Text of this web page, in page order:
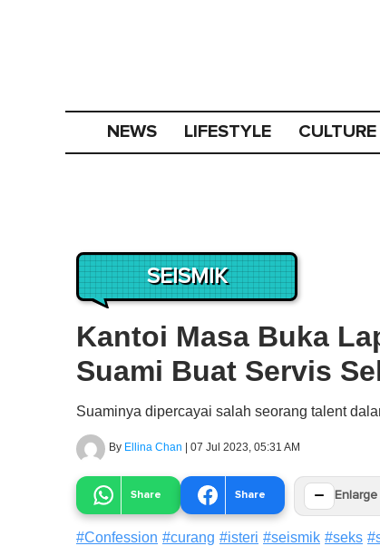
NEWS LIFESTYLE CULTURE
SEISMIK
Kantoi Masa Buka
Suami Buat Servis
Suaminya dipercayai salah seorang talent
By Ellina Chan | 07 Jul 2023, 05:31 AM
Share Share −
#Confession #curang #isteri #seismik #seks #